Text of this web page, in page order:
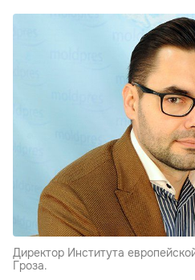
Директор Института
Гроза.